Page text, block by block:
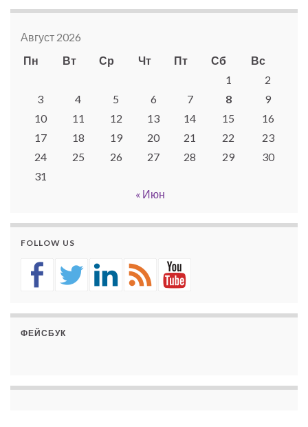
Август 2026
Пн
Вт Ср Чт Пт Сб
Вс
1
2
3
4 5 6 7 8
9
10
11 12 13 14 15
16
17
18 19 20 21 22
23
24
25 26 27 28 29
30
31
« Июн
FOLLOW US
ФЕЙСБУК